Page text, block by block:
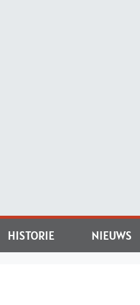
HISTORIE NIEUWS